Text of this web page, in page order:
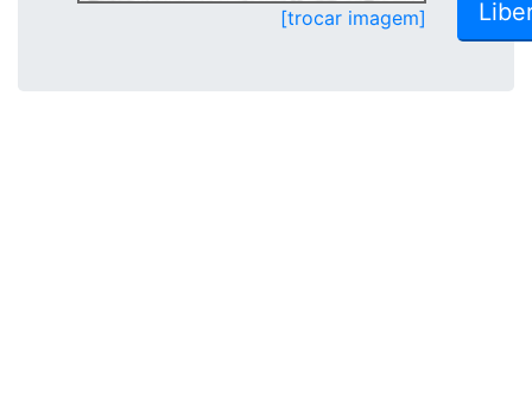
[trocar imagem]